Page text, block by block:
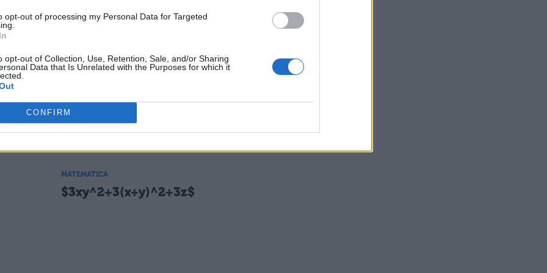
opt-out of processing my Personal Data for Targeted
opt-out of Collection, Use, Retention, Sale, and/or Sharing
Data that Is Unrelated with the Purposes for which it
CONFIRM
$a^2+9b^2-c^2-6ab$
MATEMATICA
$a^8-2a^4b^4+b^8-c^4$
MATEMATICA
$8a^2x^3-a^2-8x^3+1$
MATEMATICA
$3xy^2+3(x+y)^2+3z$